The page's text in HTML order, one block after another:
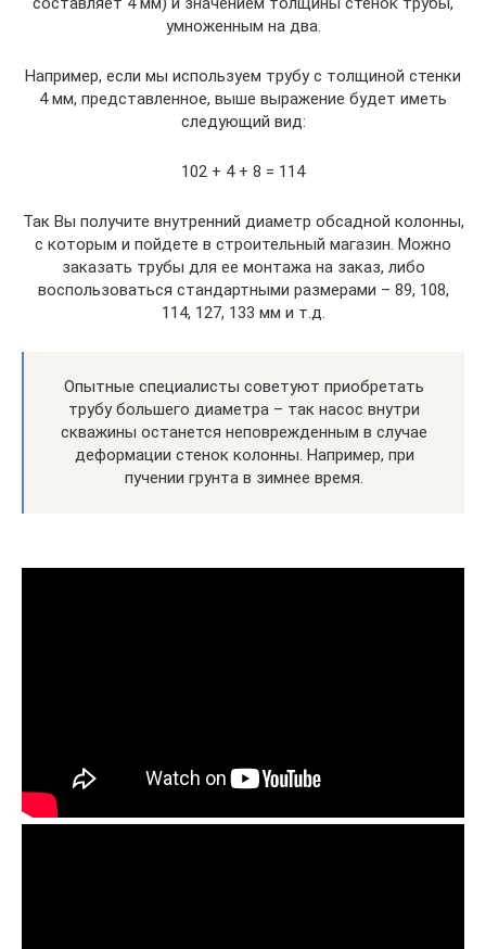
умноженным на два.
Например, если мы используем трубу с толщиной стенки
4 мм, представленное, выше выражение будет иметь
следующий вид:
102 + 4 + 8 = 114
Так Вы получите внутренний диаметр обсадной колонны,
с которым и пойдете в строительный магазин. Можно
заказать трубы для ее монтажа на заказ, либо
воспользоваться стандартными размерами – 89, 108,
114, 127, 133 мм и т.д.
Опытные специалисты советуют приобретать
трубу большего диаметра – так насос внутри
скважины останется неповрежденным в случае
деформации стенок колонны. Например, при
пучении грунта в зимнее время.